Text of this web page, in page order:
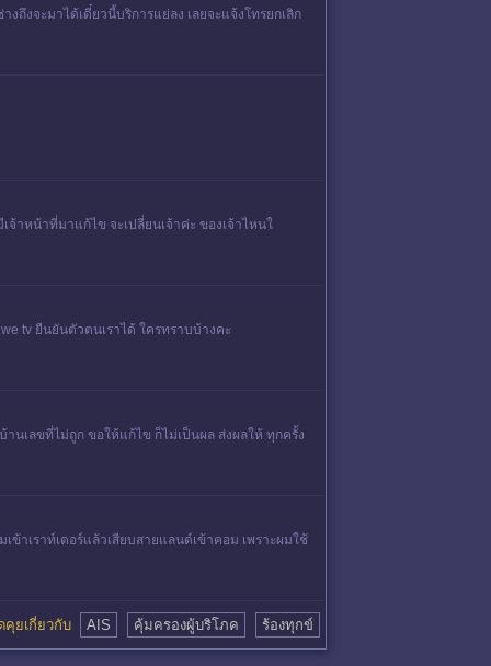
งจะมาได้เดี๋ยวนี้บริการแย่ลง เลยจะแจ้งโทรยกเลิก
าหน้าที่มาแก้ไข จะเปลี่ยนเจ้าค่ะ ของเจ้าไหนใ
tv ยืนยันตัวตนเราได้ ใครทราบบ้างคะ
นเลขที่ไม่ถูก ขอให้แก้ไข ก็ไม่เป็นผล ส่งผลให้ ทุกครั้ง
าเราท์เตอร์แล้วเสียบสายแลนด์เข้าคอม เพราะผมใช้
ยเกี่ยวกับ AIS คุ้มครองผู้บริโภค ร้องทุกข์